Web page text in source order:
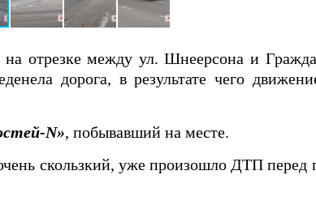
отрезке между ул. Шнеерсона и
дорога, в результате чего
N», побывавший на месте.
скользкий, уже произошло ДТП перед